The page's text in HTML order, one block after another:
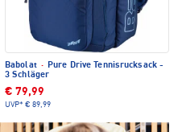
Babolat ·
Pure Drive Tennisrucksack -
3 Schläger
€ 79,99
UVP* € 89,99